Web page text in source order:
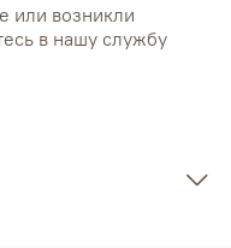
или возникли
в нашу службу